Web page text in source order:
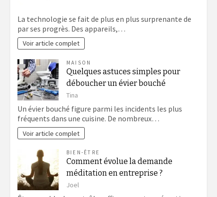
La technologie se fait de plus en plus surprenante de
par ses progrès. Des appareils,…
Voir article complet
MAISON
Quelques astuces simples pour
déboucher un évier bouché
Tina
Un évier bouché figure parmi les incidents les plus
fréquents dans une cuisine. De nombreux…
Voir article complet
BIEN-ÊTRE
Comment évolue la demande
méditation en entreprise ?
Joel